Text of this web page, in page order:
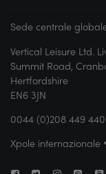
Sede centrale
Vertical Leisure Ltd.
Summit Road,
Hertfordshire
EN6 3JN
0044 (0)208 449
Xpole internazionale